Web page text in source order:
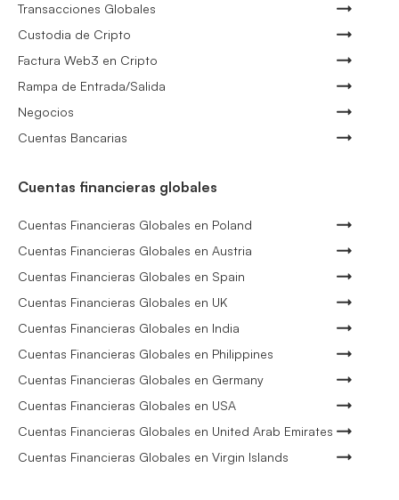
Transacciones Globales
Custodia de Cripto
Factura Web3 en Cripto
Rampa de Entrada/Salida
Negocios
Cuentas Bancarias
Cuentas financieras globales
Cuentas Financieras Globales en Poland
Cuentas Financieras Globales en Austria
Cuentas Financieras Globales en Spain
Cuentas Financieras Globales en UK
Cuentas Financieras Globales en India
Cuentas Financieras Globales en Philippines
Cuentas Financieras Globales en Germany
Cuentas Financieras Globales en USA
Cuentas Financieras Globales en United Arab Emirates
Cuentas Financieras Globales en Virgin Islands